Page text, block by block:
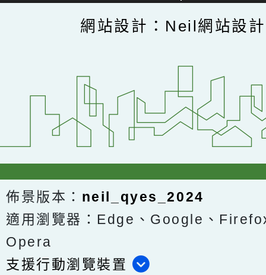
網站設計：Neil網站設
佈景版本： neil_qyes_2024
適用瀏覽器：Edge、Google、
Opera
支援行動瀏覽裝置